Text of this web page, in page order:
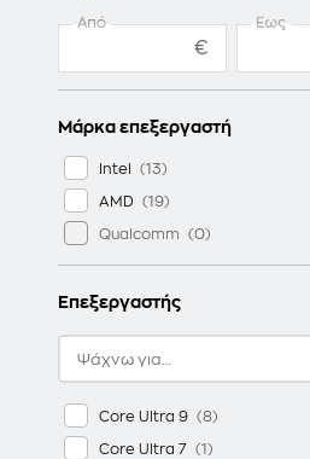
Από
€
Έως
Μάρκα επεξεργαστή
Intel
AMD
Qualcomm
Επεξεργαστής
Core Ultra 9
Core Ultra 7